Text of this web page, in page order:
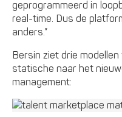
geprogrammeerd in
real-time. Dus de
anders.”
Bersin ziet drie
statische naar het
management: